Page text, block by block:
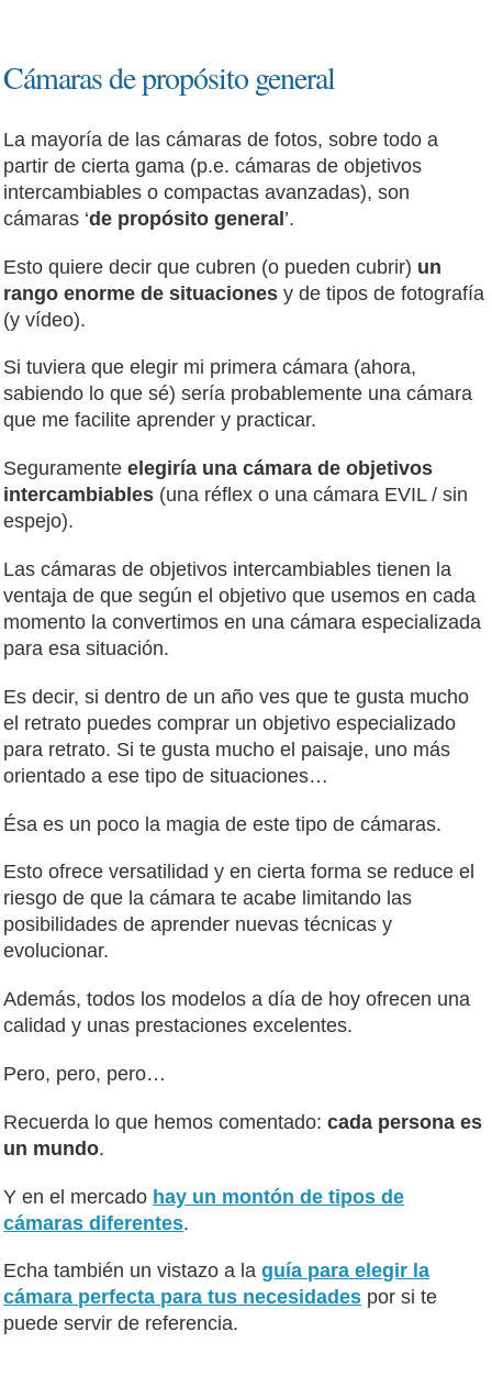
Cámaras de propósito general
La mayoría de las cámaras de fotos, sobre todo a
partir de cierta gama (p.e. cámaras de objetivos
intercambiables o compactas avanzadas), son
cámaras ‘de propósito general’.
Esto quiere decir que cubren (o pueden cubrir) un
rango enorme de situaciones y de tipos de fotografía
(y vídeo).
Si tuviera que elegir mi primera cámara (ahora,
sabiendo lo que sé) sería probablemente una cámara
que me facilite aprender y practicar.
Seguramenteelegiría una cámara de objetivos
intercambiables (una réflex o una cámara EVIL / sin
espejo).
Las cámaras de objetivos intercambiables tienen la
ventaja de que según el objetivo que usemos en cada
momento la convertimos en una cámara especializada
para esa situación.
Es decir, si dentro de un año ves que te gusta mucho
el retrato puedes comprar un objetivo especializado
para retrato. Si te gusta mucho el paisaje, uno más
orientado a ese tipo de situaciones…
Ésa es un poco la magia de este tipo de cámaras.
Esto ofrece versatilidad y en cierta forma se reduce el
riesgo de que la cámara te acabe limitando las
posibilidades de aprender nuevas técnicas y
evolucionar.
Además, todos los modelos a día de hoy ofrecen una
calidad y unas prestaciones excelentes.
Pero, pero, pero…
Recuerda lo que hemos comentado:cada persona es
un mundo.
Y en el mercado hay un montón de tipos de
cámaras diferentes.
Echa también un vistazo a laguía para elegir la
cámara perfecta para tus necesidades por si te
puede servir de referencia.